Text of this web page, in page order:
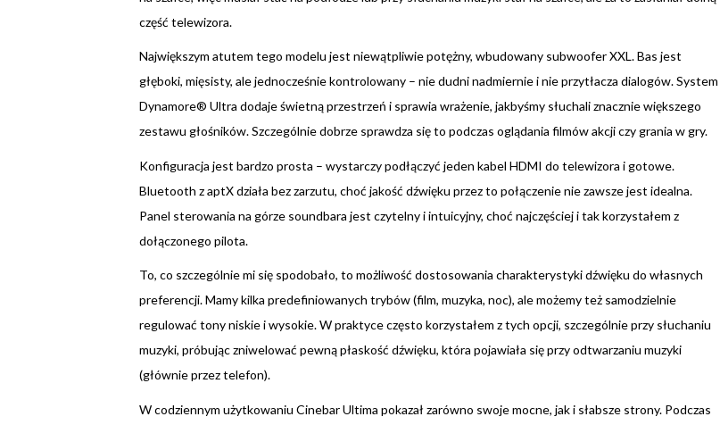
część telewizora.
Największym atutem tego modelu jest niewątpliwie potężny, wbudowany subwoofer XXL. Bas jest
głęboki, mięsisty, ale jednocześnie kontrolowany – nie dudni nadmiernie i nie przytłacza dialogów. System
Dynamore® Ultra dodaje świetną przestrzeń i sprawia wrażenie, jakbyśmy słuchali znacznie większego
zestawu głośników. Szczególnie dobrze sprawdza się to podczas oglądania filmów akcji czy grania w gry.
Konfiguracja jest bardzo prosta – wystarczy podłączyć jeden kabel HDMI do telewizora i gotowe.
Bluetooth z aptX działa bez zarzutu, choć jakość dźwięku przez to połączenie nie zawsze jest idealna.
Panel sterowania na górze soundbara jest czytelny i intuicyjny, choć najczęściej i tak korzystałem z
dołączonego pilota.
To, co szczególnie mi się spodobało, to możliwość dostosowania charakterystyki dźwięku do własnych
preferencji. Mamy kilka predefiniowanych trybów (film, muzyka, noc), ale możemy też samodzielnie
regulować tony niskie i wysokie. W praktyce często korzystałem z tych opcji, szczególnie przy słuchaniu
muzyki, próbując zniwelować pewną płaskość dźwięku, która pojawiała się przy odtwarzaniu muzyki
(głównie przez telefon).
W codziennym użytkowaniu Cinebar Ultima pokazał zarówno swoje mocne, jak i słabsze strony. Podczas